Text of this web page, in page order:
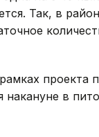
Так, в
проекта
накануне в